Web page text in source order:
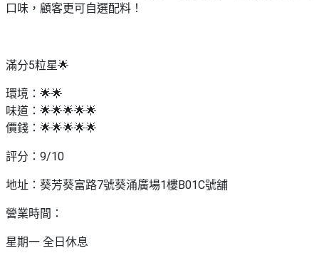
口味，顧客更可自選配料！
滿分5粒星🌟
環境：🌟🌟
味道：🌟🌟🌟🌟🌟
價錢：🌟🌟🌟🌟🌟
評分：9/10
地址：葵芳葵富路7號葵涌廣場1樓B01C號舖
營業時間：
星期一 全日休息